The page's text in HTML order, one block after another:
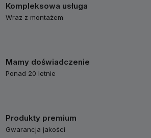
Kompleksowa usługa
Wraz z montażem
Mamy doświadczenie
Ponad 20 letnie
Produkty premium
Gwarancja jakości